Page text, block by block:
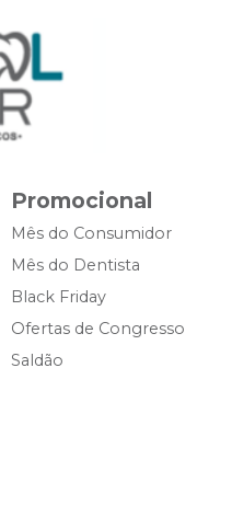
Promocional
Mês do Consumidor
Mês do Dentista
Black Friday
Ofertas de Congresso
Saldão